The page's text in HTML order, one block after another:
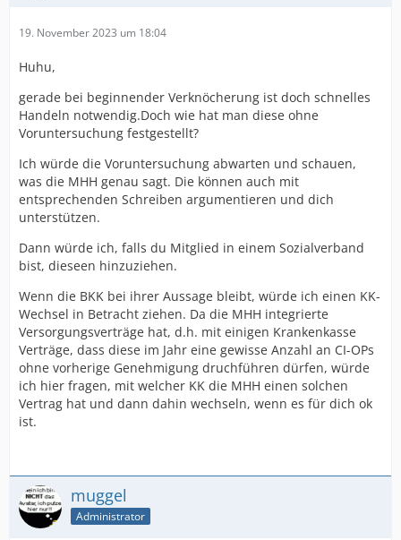
19. November 2023 um 18:04
Huhu,
gerade bei beginnender Verknöcherung ist doch schnelles
Handeln notwendig.Doch wie hat man diese ohne
Voruntersuchung festgestellt?
Ich würde die Voruntersuchung abwarten und schauen,
was die MHH genau sagt. Die können auch mit
entsprechenden Schreiben argumentieren und dich
unterstützen.
Dann würde ich, falls du Mitglied in einem Sozialverband
bist, dieseen hinzuziehen.
Wenn die BKK bei ihrer Aussage bleibt, würde ich einen KK-
Wechsel in Betracht ziehen. Da die MHH integrierte
Versorgungsverträge hat, d.h. mit einigen Krankenkasse
Verträge, dass diese im Jahr eine gewisse Anzahl an CI-OPs
ohne vorherige Genehmigung druchführen dürfen, würde
ich hier fragen, mit welcher KK die MHH einen solchen
Vertrag hat und dann dahin wechseln, wenn es für dich ok
ist.
muggel
Administrator